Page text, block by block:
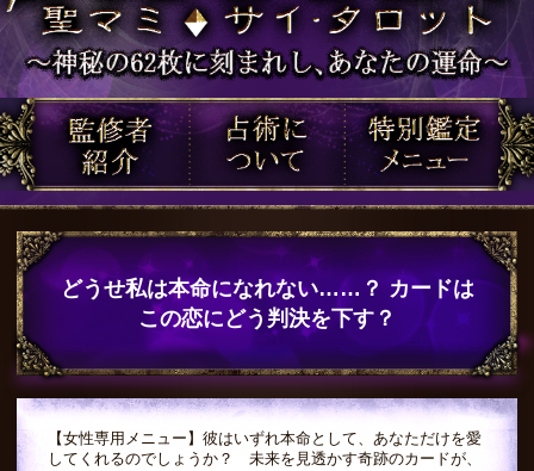
どうせ私は本命になれない……？ カードは
この恋にどう判決を下す？
【女性専用メニュー】彼はいずれ本命として、あなただけを愛
してくれるのでしょうか？ 未来を見透かす奇跡のカードが、